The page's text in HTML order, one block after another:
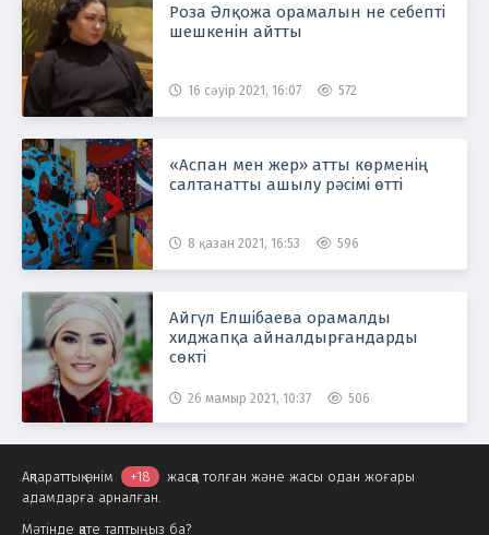
Роза Әлқожа орамалын не себепті
шешкенін айтты
16 сәуір 2021, 16:07 572
«Аспан мен жер» атты көрменің
салтанатты ашылу рәсімі өтті
8 қазан 2021, 16:53 596
Айгүл Елшібаева орамалды
хиджапқа айналдырғандарды
сөкті
26 мамыр 2021, 10:37 506
Ақпараттық өнім +18
жасқа толған және жасы одан жоғары
адамдарға арналған.
Мәтінде қате таптыңыз ба?